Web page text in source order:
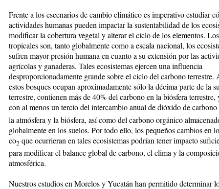
Frente a los escenarios de cambio climático es imperativo estudiar
actividades humanas pueden impactar la sustentabilidad de los
modificar la cobertura vegetal y alterar el ciclo de los elementos.
tropicales son, tanto globalmente como a escala nacional, los
sufren mayor presión humana en cuanto a su extensión por las
agrícolas y ganaderas. Tales ecosistemas ejercen una influencia
desproporcionadamente grande sobre el ciclo del carbono terrestre.
estos bosques ocupan aproximadamente sólo la décima parte de la
terrestre, contienen más de 40% del carbono en la biósfera
con al menos un tercio del intercambio anual de dióxido de
la atmósfera y la biósfera, así como del carbono orgánico
globalmente en los suelos. Por todo ello, los pequeños cambios en
co2 que ocurrieran en tales ecosistemas podrían tener impacto
para modificar el balance global de carbono, el clima y la
atmosférica.
Nuestros estudios en Morelos y Yucatán han permitido determinar